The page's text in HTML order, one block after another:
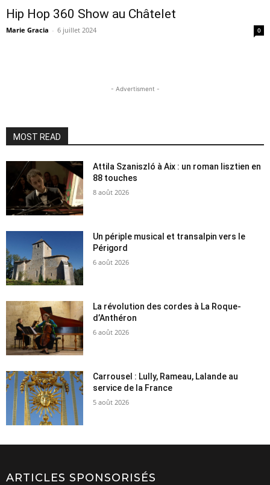
Hip Hop 360 Show au Châtelet
Marie Gracia - 6 juillet 2024 0
- Advertisment -
MOST READ
Attila Szaniszló à Aix : un roman lisztien en
88 touches
8 août 2026
Un périple musical et transalpin vers le
Périgord
6 août 2026
La révolution des cordes à La Roque-
d’Anthéron
6 août 2026
Carrousel : Lully, Rameau, Lalande au
service de la France
5 août 2026
ARTICLES SPONSORISÉS